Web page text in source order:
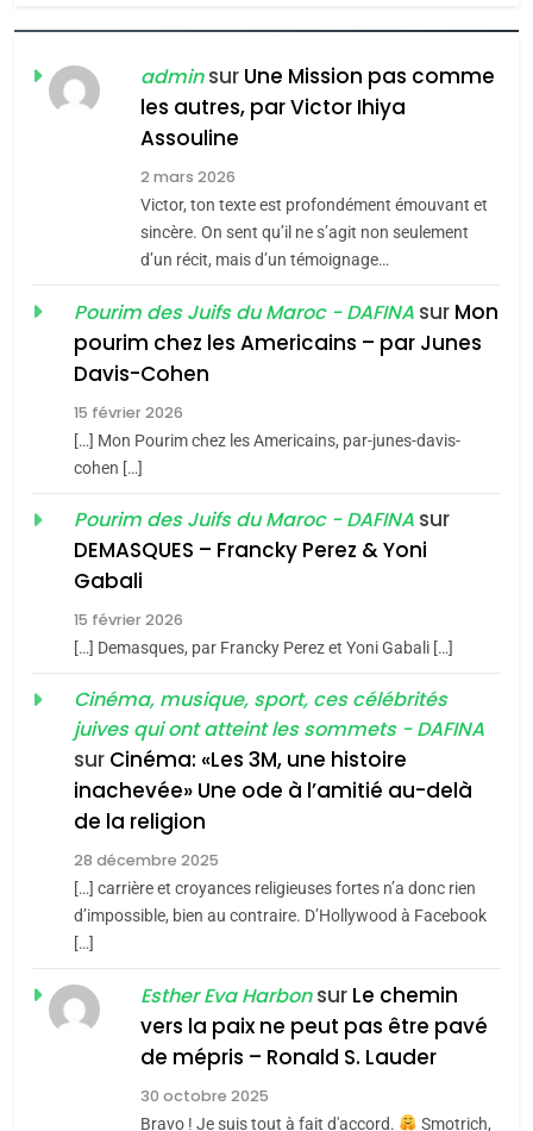
CE QUI NOUS MANQUE –
Jacques Hadida
JUDAISME
Maroc : Les amandes de
Tafraout, le miel de Tadla
Azilal consacrés produits
du terroir
DAFINA MAROC
Oeil ravageur – Vanessa
De Loya Stauber
«Tu dis génocide, je dis
guerre»: La nouvelle
Tout sur la Nostalgie
SOUVENIRS
l’alliance pourrait
s’étendre à 13 pays
d’Amérique latine
ISRAÉL JUDAISME
2025, l’année la plus
meurtrière selon le
rapport d’ADL contre
l’antisémitisme
FRANCE ISRAÉL
adminsur Une Mission pas comme
les autres, par Victor Ihiya
Assouline
2 mars 2026
Victor, ton texte est profondément émouvant et
sincère. On sent qu’il ne s’agit non seulement
d’un récit, mais d’un témoignage…
Pourim des Juifs du Maroc - DAFINA sur Mon
pourim chez les Americains – par Junes
Davis-Cohen
15 février 2026
[…] Mon Pourim chez les Americains, par-junes-davis-
cohen […]
Pourim des Juifs du Maroc - DAFINA sur
DEMASQUES – Francky Perez & Yoni
Gabali
15 février 2026
[…] Demasques, par Francky Perez et Yoni Gabali […]
Cinéma, musique, sport, ces célébrités
juives qui ont atteint les sommets - DAFINA
sur Cinéma: «Les 3M, une histoire
inachevée» Une ode à l’amitié au-delà
de la religion
28 décembre 2025
[…] carrière et croyances religieuses fortes n’a donc rien
d’impossible, bien au contraire. D’Hollywood à Facebook
[…]
Esther Eva Harbonsur Le chemin
vers la paix ne peut pas être pavé
de mépris – Ronald S. Lauder
30 octobre 2025
Bravo ! Je suis tout à fait d'accord.
Smotrich,
2025, l’année la plus
d’ADL contre
l’antisémitisme
FRANCE ISRAÉL
POURQUOI JE REVENDIQUE
Zrihen-Dvir
CE QUI NOUS MANQUE –
Jacques Hadida
JUDAISME
Maroc : Les amandes de
Azilal consacrés produits
du terroir
DAFINA MAROC
Oeil ravageur – Vanessa De
Loya Stauber